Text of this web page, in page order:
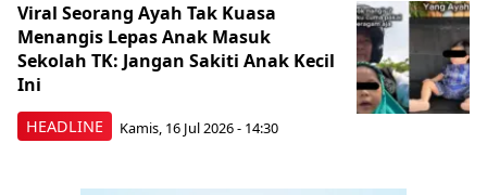
HEADLINE
Viral Seorang Ayah Tak Kuasa
Menangis Lepas Anak Masuk
Sekolah TK: Jangan Sakiti Anak Kecil
Ini
Kamis, 16 Jul 2026 - 14:30